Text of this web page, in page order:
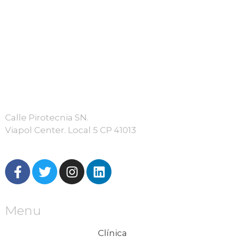
Calle Pirotecnia SN.
Viapol Center. Local 5 CP 41013
Menu
Clínica